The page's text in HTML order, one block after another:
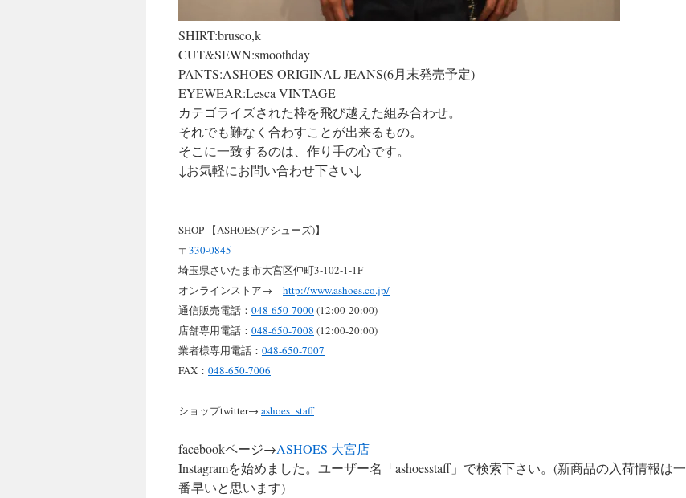
SHIRT:brusco,k
CUT&SEWN:smoothday
PANTS:ASHOES ORIGINAL JEANS(6月末発売予定)
EYEWEAR:Lesca VINTAGE
カテゴライズされた枠を飛び越えた組み合わせ。
それでも難なく合わすことが出来るもの。
そこに一致するのは、作り手の心です。
↓お気軽にお問い合わせ下さい↓
SHOP 【ASHOES(アシューズ)】
〒330-0845
埼玉県さいたま市大宮区仲町3-102-1-1F
オンラインストア→ http://www.ashoes.co.jp/
通信販売電話： 048-650-7000(12:00-20:00)
店舗専用電話： 048-650-7008 (12:00-20:00)
業者様専用電話： 048-650-7007
FAX： 048-650-7006
ショップtwitter→ ashoes_staff
facebookページ→ASHOES 大宮店
Instagramを始めました。ユーザー名「ashoesstaff」で検索下さい。(新商品の入荷情報は一
番早いと思います)